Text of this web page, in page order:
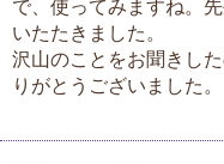
で、使ってみますね。
いたたきました。
沢山のことをお聞きし
りがとうございました。